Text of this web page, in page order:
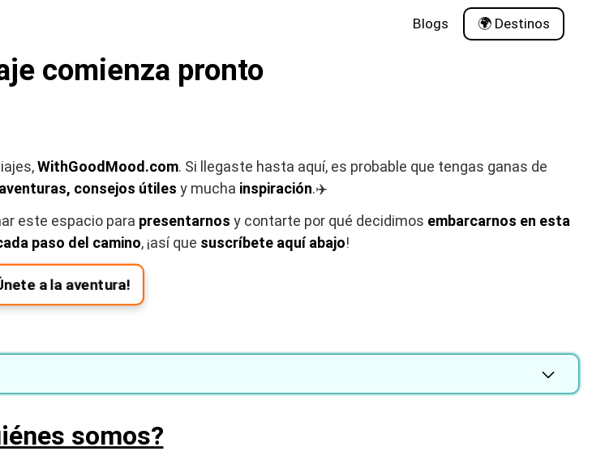
Blogs 🌍 Destinos
comienza pronto
WithGoodMood.com. Si llegaste hasta aquí, es probable que tengas ganas de
aventuras, consejos útiles y mucha inspiración.✈️
este espacio para presentarnos y contarte por qué decidimos embarcarnos en esta
paso del camino, ¡así que suscríbete aquí abajo!
a la aventura!
somos?